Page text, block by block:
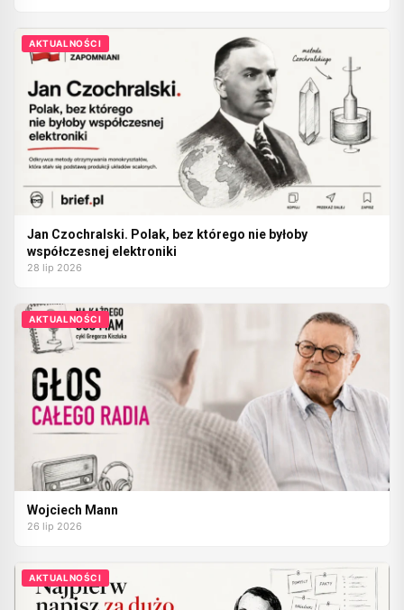
AKTUALNOŚCI
Jan Czochralski. Polak, bez którego nie byłoby
współczesnej elektroniki
28 lip 2026
AKTUALNOŚCI
Wojciech Mann
26 lip 2026
AKTUALNOŚCI